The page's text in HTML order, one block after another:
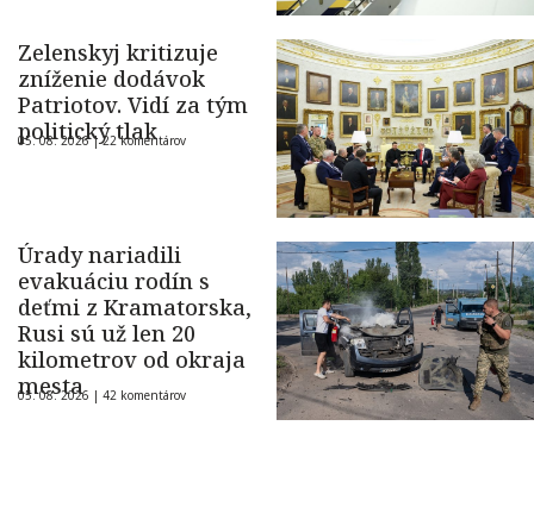
Zelenskyj kritizuje
zníženie dodávok
Patriotov. Vidí za tým
politický tlak
05. 08. 2026 |22 komentárov
Úrady nariadili
evakuáciu rodín s
deťmi z Kramatorska,
Rusi sú už len 20
kilometrov od okraja
mesta
05. 08. 2026 | 42 komentárov